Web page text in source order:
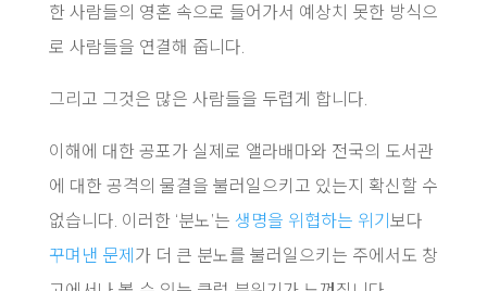
한 사람들의 영혼 속으로 들어가서 예상치 못한 방식으
로 사람들을 연결해 줍니다.
그리고 그것은 많은 사람들을 두렵게 합니다.
이해에 대한 공포가 실제로 앨라배마와 전국의 도서관
에 대한 공격의 물결을 불러일으키고 있는지 확신할 수
없습니다. 이러한 ‘분노’는 생명을 위협하는 위기 보다
꾸며낸 문제 가 더 큰 분노를 불러일으키는 주에서도 창